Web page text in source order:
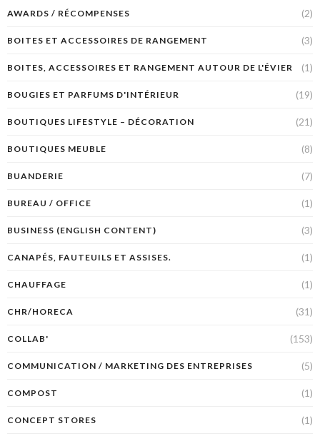
AWARDS / RÉCOMPENSES (2)
BOITES ET ACCESSOIRES DE RANGEMENT (3)
BOITES, ACCESSOIRES ET RANGEMENT AUTOUR DE L'ÉVIER (1)
BOUGIES ET PARFUMS D'INTÉRIEUR (19)
BOUTIQUES LIFESTYLE – DÉCORATION (21)
BOUTIQUES MEUBLE (8)
BUANDERIE (7)
BUREAU / OFFICE (1)
BUSINESS (ENGLISH CONTENT) (3)
CANAPÉS, FAUTEUILS ET ASSISES. (1)
CHAUFFAGE (1)
CHR/HORECA (31)
COLLAB' (153)
COMMUNICATION / MARKETING DES ENTREPRISES (5)
COMPOST (1)
CONCEPT STORES (1)